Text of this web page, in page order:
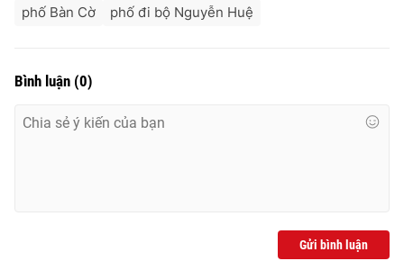
phố Bàn Cờ
phố đi bộ Nguyễn Huệ
Bình luận (0)
Gửi bình luận